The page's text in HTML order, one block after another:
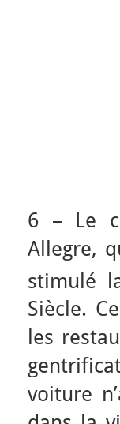
6 – Le
Allegre,
stimulé
Siècle.
les
voiture